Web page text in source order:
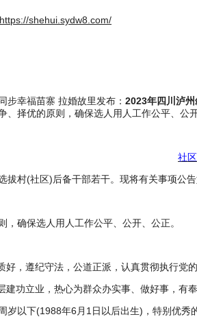
https://shehui.sydw8.com/
步幸福苗寨 拉婚故里发布： 2023年四川泸
、择优的原则，确保选人用人工作公平、公
社
拔村(社区)后备干部若干。现将有关事项公告
，确保选人用人工作公平、公开、公正。
，遵纪守法，公道正派，认真贯彻执行党
功立业，热心为群众办实事、做好事，有
岁以下(1988年6月1日以后出生)，特别优秀